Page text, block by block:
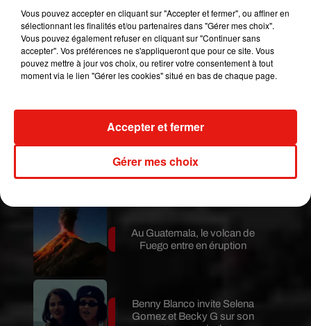
Publié : 25 février 2019 à 8h04 par MT
Mundo Latino
Le fourmilier géant fait son retour
Karol G dévoile la tracklist de
son nouvel album… avec des
invités...
Au Guatemala, le volcan de
Fuego entre en éruption
Benny Blanco invite Selena
Gomez et Becky G sur son
Vous pouvez accepter en cliquant sur "Accepter et fermer", ou affiner en
sélectionnant les finalités et/ou partenaires dans "Gérer mes choix".
Vous pouvez également refuser en cliquant sur "Continuer sans
accepter". Vos préférences ne s'appliqueront que pour ce site. Vous
pouvez mettre à jour vos choix, ou retirer votre consentement à tout
moment via le lien "Gérer les cookies" situé en bas de chaque page.
Gérer mes choix
Accepter et fermer